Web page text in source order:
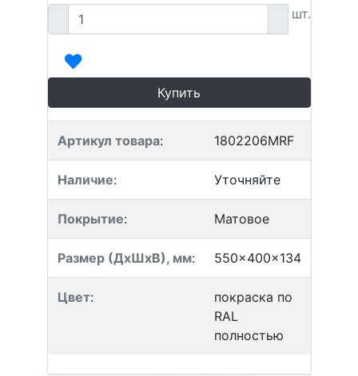
шт.
Купить
Артикул товара: 1802206MRF
Наличие: Уточняйте
Покрытие: Матовое
Размер (ДхШхВ), мм: 550x400x134
Цвет:
покраска по
RAL
полностью